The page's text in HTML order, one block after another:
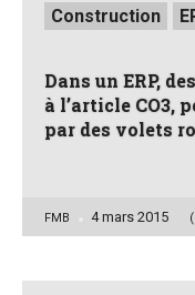
Posted
inConstruction
Dans un ERP,
à l’article CO3,
par des volets
Posted
FMB 4 mars 2015